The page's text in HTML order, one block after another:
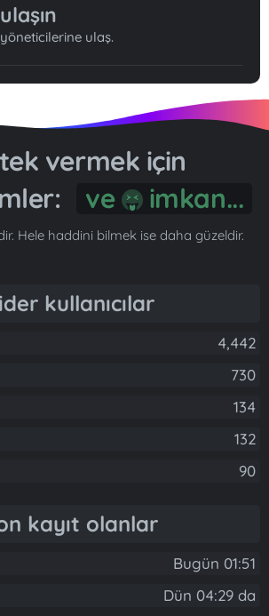
ulaş.
vermek için
ve imkan...
Hele haddini bilmek ise daha güzeldir.
kullanıcılar
4,442
730
134
132
90
kayıt olanlar
Bugün 01:51
Dün 04:29 da